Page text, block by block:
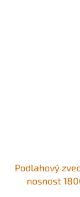
Podlahový
nosnost